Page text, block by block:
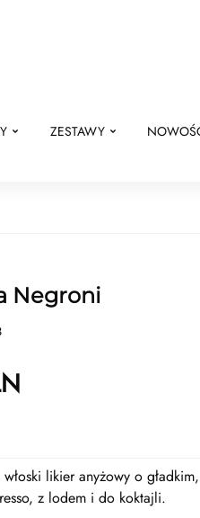
ZESTAWY
Negroni
likier anyżowy o
z lodem i do koktajli.